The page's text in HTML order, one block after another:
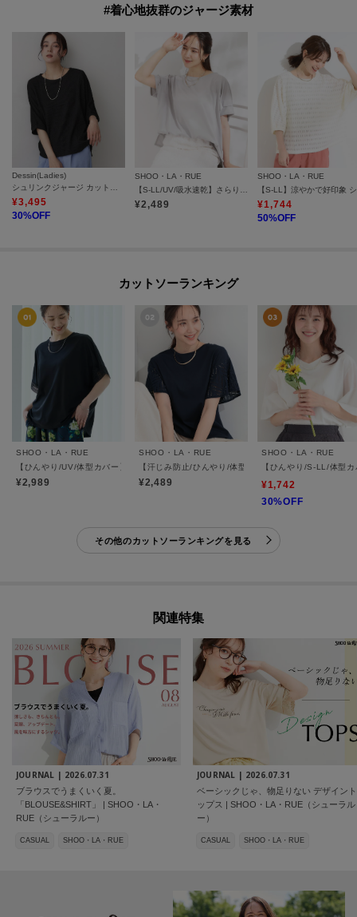
#着心地抜群のジャージ素材
Dessin(Ladies)
¥3,495
30%OFF
SHOO・LA・RUE
¥2,489
SHOO・LA・RUE
¥1,744
50%OFF
カットソーランキング
SHOO・LA・RUE
【ひんやり/UV/体型カバー】ヒップ周りが隠せる ひんやりお袖レースTシャツ
¥2,989
SHOO・LA・RUE
【汗じみ防止/ひんやり/体型カバー】真夏の味方。 汗
¥2,489
SHOO・LA・RUE
【ひんやり/S-LL/体型
¥1,742
30%OFF
その他のカットソーランキングを見る
関連特集
JOURNAL | 2026.07.31
ブラウスでうまくいく夏。
「BLOUSE&SHIRT」 | SHOO・LA・
RUE（シューラルー）
CASUAL SHOO・LA・RUE
JOURNAL | 2026.07.31
ベーシックじゃ、物足りない デザイント
ップス | SHOO・LA・RUE（シューラル
ー）
CASUAL SHOO・LA・RUE